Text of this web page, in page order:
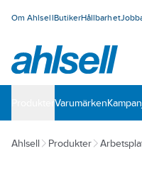
Om AhlsellButikerHållbarhet
Varumärken
Ahlsell Produkter